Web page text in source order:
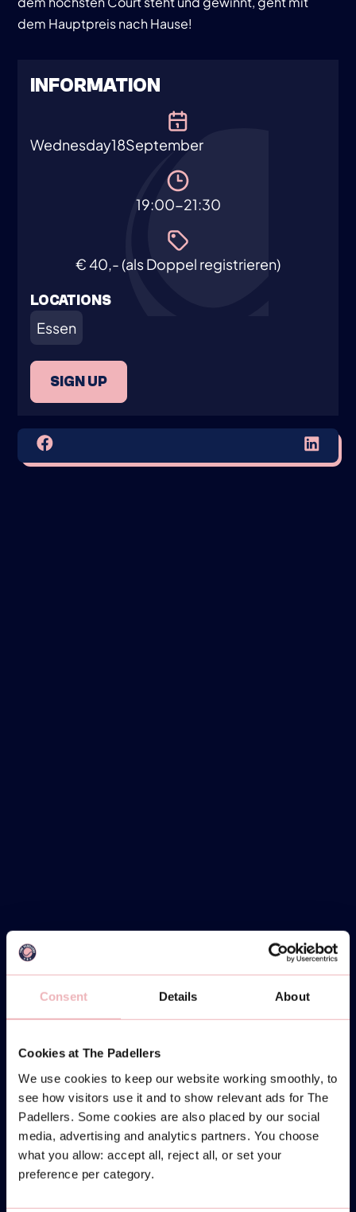
Consent Details About
Cookies at The Padellers
We use cookies to keep our website working smoothly, to
see how visitors use it and to show relevant ads for The
Padellers. Some cookies are also placed by our social
media, advertising and analytics partners. You choose
what you allow: accept all, reject all, or set your
preference per category.
dem Hauptpreis nach Hause!
INFORMATION
Wednesday18September
19:00-21:30
€ 40,- (als Doppel registrieren)
LOCATIONS
Essen
SIGN UP